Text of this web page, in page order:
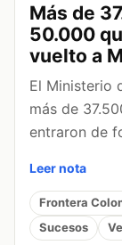
Más de
50.000
vuelto a
El Ministerio
más de
entraron de
Leer nota
Frontera
Sucesos